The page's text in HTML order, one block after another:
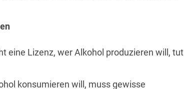
eine Lizenz, wer Alkohol produzieren will, tut
konsumieren will, muss gewisse